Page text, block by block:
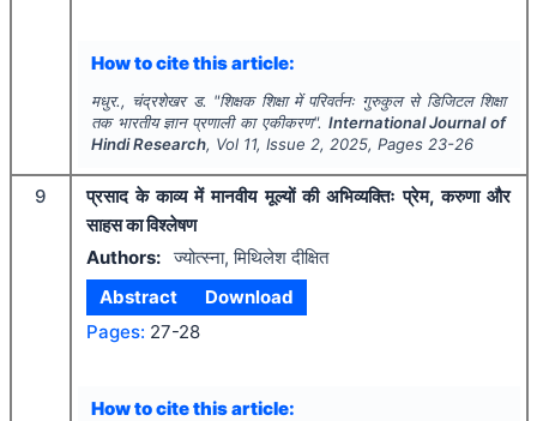
How to cite this article:
मधुर., चंद्रशेखर ड. "शिक्षक शिक्षा में परिवर्तनः गुरुकुल से डिजिटल शिक्षा
तक भारतीय ज्ञान प्रणाली का एकीकरण". International Journal of
Hindi Research, Vol 11, Issue 2, 2025, Pages 23-26
9
प्रसाद के काव्य में मानवीय मूल्यों की अभिव्यक्तिः प्रेम, करुणा और
साहस का विश्लेषण
Authors: ज्योत्स्ना, मिथिलेश दीक्षित
Abstract
Download
Pages: 27-28
How to cite this article: